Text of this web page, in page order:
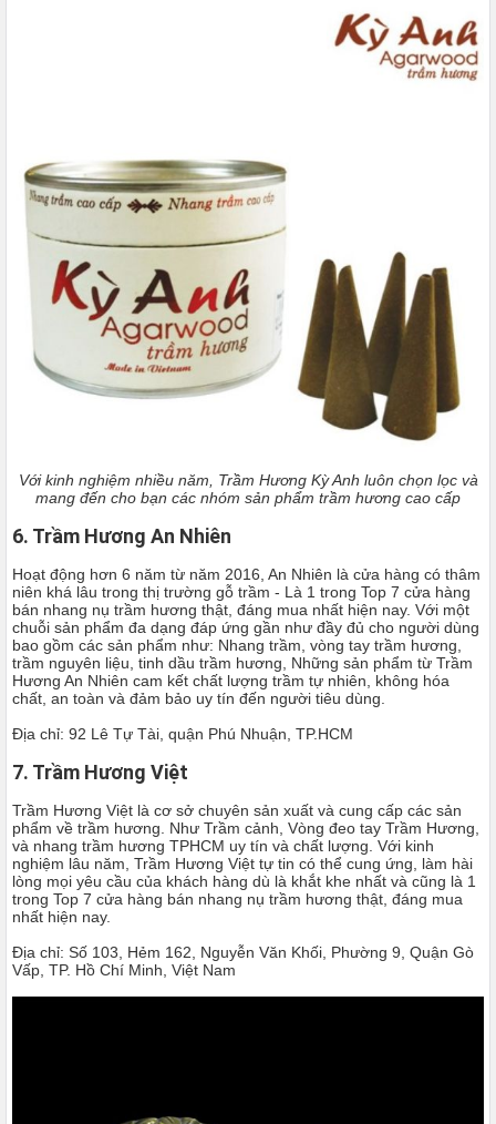
Với kinh nghiệm nhiều năm, Trầm Hương Kỳ Anh luôn chọn lọc và
mang đến cho bạn các nhóm sản phẩm trầm hương cao cấp
6. Trầm Hương An Nhiên
Hoạt động hơn 6 năm từ năm 2016, An Nhiên là cửa hàng có thâm
niên khá lâu trong thị trường gỗ trầm - Là 1 trong Top 7 cửa hàng
bán nhang nụ trầm hương thật, đáng mua nhất hiện nay. Với một
chuỗi sản phẩm đa dạng đáp ứng gần như đầy đủ cho người dùng
bao gồm các sản phẩm như: Nhang trầm, vòng tay trầm hương,
trầm nguyên liệu, tinh dầu trầm hương, Những sản phẩm từ Trầm
Hương An Nhiên cam kết chất lượng trầm tự nhiên, không hóa
chất, an toàn và đảm bảo uy tín đến người tiêu dùng.
Địa chỉ: 92 Lê Tự Tài, quận Phú Nhuận, TP.HCM
7. Trầm Hương Việt
Trầm Hương Việt là cơ sở chuyên sản xuất và cung cấp các sản
phẩm về trầm hương. Như Trầm cảnh, Vòng đeo tay Trầm Hương,
và nhang trầm hương TPHCM uy tín và chất lượng. Với kinh
nghiệm lâu năm, Trầm Hương Việt tự tin có thể cung ứng, làm hài
lòng mọi yêu cầu của khách hàng dù là khắt khe nhất và cũng là 1
trong Top 7 cửa hàng bán nhang nụ trầm hương thật, đáng mua
nhất hiện nay.
Địa chỉ: Số 103, Hẻm 162, Nguyễn Văn Khối, Phường 9, Quận Gò
Vấp, TP. Hồ Chí Minh, Việt Nam